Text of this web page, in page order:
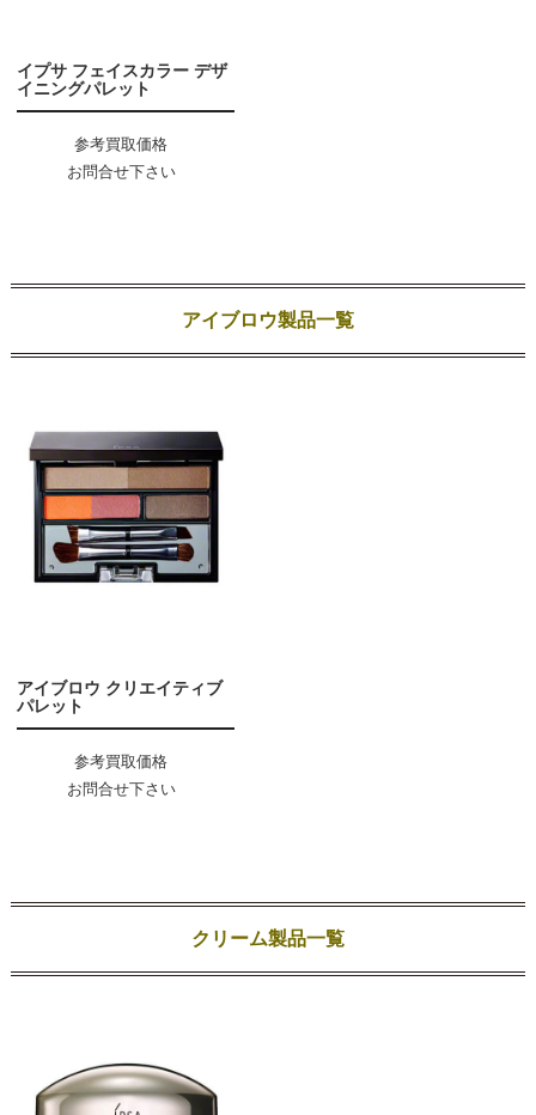
イプサ フェイスカラー デザ
イニングパレット
参考買取価格
お問合せ下さい
アイブロウ製品一覧
アイブロウ クリエイティブ
パレット
参考買取価格
お問合せ下さい
クリーム製品一覧